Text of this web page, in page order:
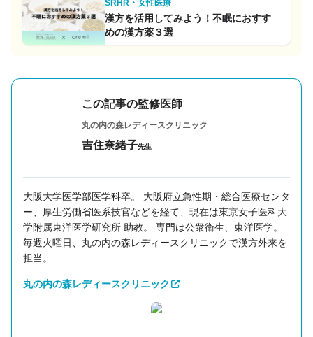
SRHR・女性医療
漢方を活用してみよう！不眠におすす
めの漢方薬３選
この記事の監修医師
丸の内の森レディースクリニック
吉住奈緒子先生
大阪大学医学部医学科卒。 大阪府立急性期・総合医療センタ
ー、厚生労働省医系技官などを経て、現在は東京女子医科大
学附属東洋医学研究所 助教。 専門は公衆衛生、東洋医学。
毎週火曜日、丸の内の森レディースクリニックで漢方外来を
担当。
丸の内の森レディースクリニック